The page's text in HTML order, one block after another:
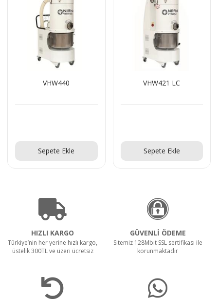
VHW440
Sepete Ekle
VHW421 LC
Sepete Ekle
HIZLI KARGO
Türkiye’nin her yerine hızlı kargo,
üstelik 300TL ve üzeri ücretsiz
GÜVENLİ ÖDEME
Sitemiz 128Mbit SSL sertifikası ile
korunmaktadır